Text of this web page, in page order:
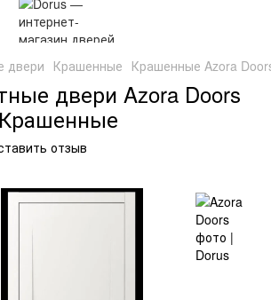
двери Крашенные Крашенные Azora
двери Azora Doors
отзыв